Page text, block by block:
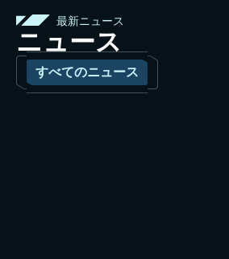
最新ニュース
ニュース
すべてのニュース